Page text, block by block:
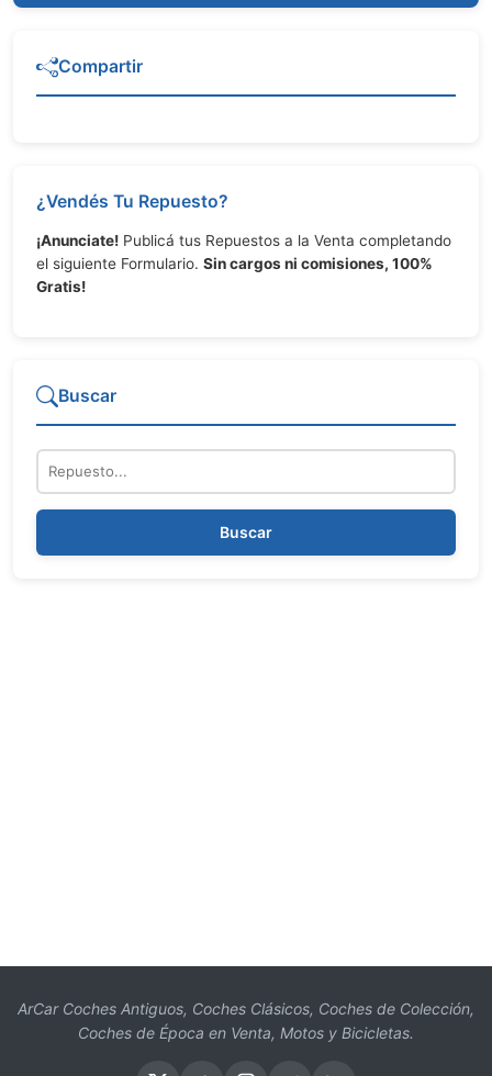
Compartir
¿Vendés Tu Repuesto?
¡Anunciate! Publicá tus Repuestos a la Venta completando
el siguiente Formulario. Sin cargos ni comisiones, 100%
Gratis!
Buscar
Repuesto
Buscar
ArCar Coches Antiguos, Coches Clásicos, Coches de Colección,
Coches de Época en Venta, Motos y Bicicletas.